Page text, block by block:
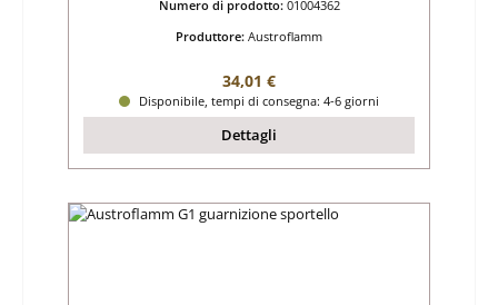
Numero di prodotto: 01004362
Produttore: Austroflamm
Prezzo normale:
34,01 €
Disponibile, tempi di consegna: 4-6 giorni
Dettagli